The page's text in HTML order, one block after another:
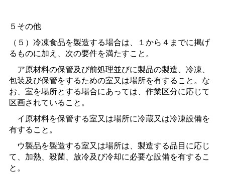
５その他
（５）冷凍食品を製造する場合は、１から４までに掲げ
るものに加え、次の要件を満たすこと。
ア原材料の保管及び前処理並びに製品の製造、冷凍、
包装及び保管をするための室又は場所を有すること。な
お、室を場所とする場合にあっては、作業区分に応じて
区画されていること。
イ原材料を保管する室又は場所に冷蔵又は冷凍設備を
有すること。
ウ製品を製造する室又は場所は、製造する品目に応じ
て、加熱、殺菌、放冷及び冷却に必要な設備を有するこ
と。